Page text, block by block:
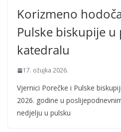
Korizmeno
Pulske biskupije u
katedralu
17. ožujka 2026.
Vjernici Porečke i Pulske
2026. godine u
nedjelju u pulsku